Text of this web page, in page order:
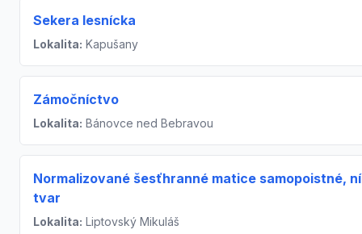
Sekera lesnícka
Lokalita: Kapušany
Zámočníctvo
Lokalita: Bánovce ned Bebravou
Normalizované šesťhranné matice samopoistné,
tvar
Lokalita: Liptovský Mikuláš